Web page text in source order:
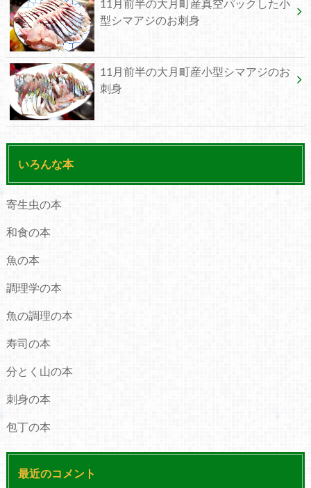
11月前半の大月町産真空パックした小
型シマアジのお刺身
11月前半の大月町産小型シマアジのお
刺身
いろんな本
寄生虫の本
和食の本
魚の本
調理学の本
魚の調理の本
寿司の本
分とく山の本
刺身の本
包丁の本
最近のコメント